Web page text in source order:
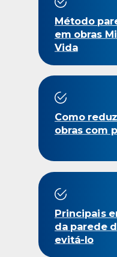
Como
obras com
Método
em obras
Vida
Principais
da parede
evitá-lo